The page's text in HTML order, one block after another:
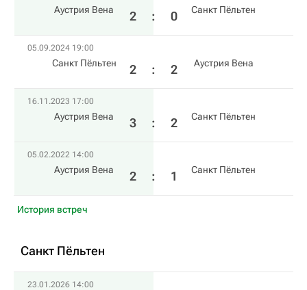
Аустрия Вена 2 : 0 Санкт Пёльтен
05.09.2024 19:00
Санкт Пёльтен 2 : 2 Аустрия Вена
16.11.2023 17:00
Аустрия Вена 3 : 2 Санкт Пёльтен
05.02.2022 14:00
Аустрия Вена 2 : 1 Санкт Пёльтен
История встреч
Санкт Пёльтен
23.01.2026 14:00